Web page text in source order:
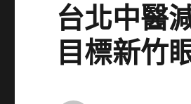
台北中醫
目標新竹